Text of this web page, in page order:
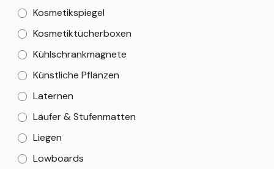
Kosmetikspiegel
Kosmetiktücherboxen
Kühlschrankmagnete
Künstliche Pflanzen
Laternen
Läufer & Stufenmatten
Liegen
Lowboards